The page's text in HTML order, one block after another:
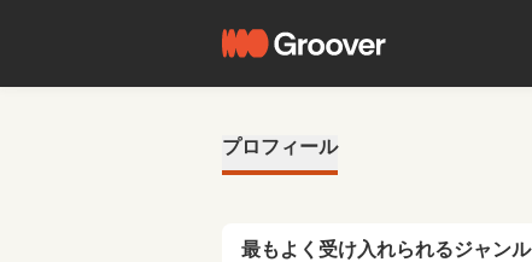
プロフィール
最もよく受け入れられるジャンル